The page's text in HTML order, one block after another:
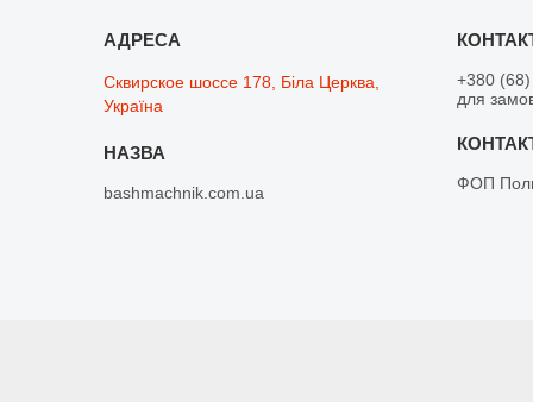
Сквирское шоссе 178, Біла Церква,
Україна
bashmachnik.com.ua
+380
для
ФОП